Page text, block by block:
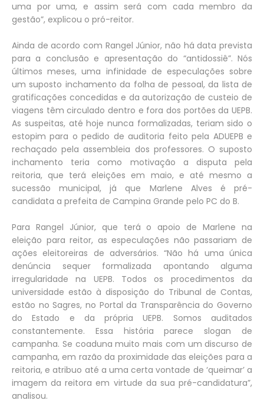
uma por uma, e assim será com cada membro da
gestão”, explicou o pró-reitor.
Ainda de acordo com Rangel Júnior, não há data prevista
para a conclusão e apresentação do “antidossiê”. Nós
últimos meses, uma infinidade de especulações sobre
um suposto inchamento da folha de pessoal, da lista de
gratificações concedidas e da autorização de custeio de
viagens têm circulado dentro e fora dos portões da UEPB.
As suspeitas, até hoje nunca formalizadas, teriam sido o
estopim para o pedido de auditoria feito pela ADUEPB e
rechaçado pela assembleia dos professores. O suposto
inchamento teria como motivação a disputa pela
reitoria, que terá eleições em maio, e até mesmo a
sucessão municipal, já que Marlene Alves é pré-
candidata a prefeita de Campina Grande pelo PC do B.
Para Rangel Júnior, que terá o apoio de Marlene na
eleição para reitor, as especulações não passariam de
ações eleitoreiras de adversários. “Não há uma única
denúncia sequer formalizada apontando alguma
irregularidade na UEPB. Todos os procedimentos da
universidade estão à disposição do Tribunal de Contas,
estão no Sagres, no Portal da Transparência do Governo
do Estado e da própria UEPB. Somos auditados
constantemente. Essa história parece slogan de
campanha. Se coaduna muito mais com um discurso de
campanha, em razão da proximidade das eleições para a
reitoria, e atribuo até a uma certa vontade de ‘queimar’ a
imagem da reitora em virtude da sua pré-candidatura”,
analisou.